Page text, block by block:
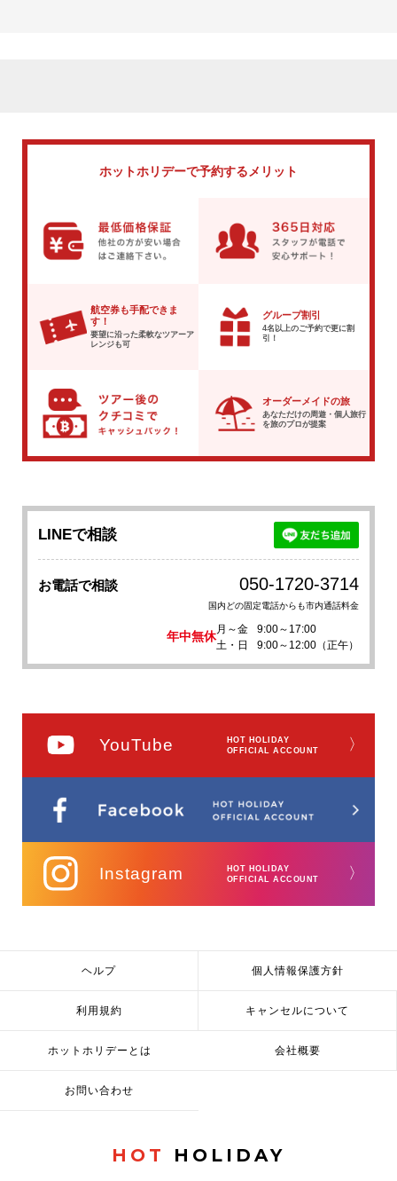
ホットホリデーで予約するメリット
航空券も手配できま
す！
要望に沿った柔軟なツアーア
レンジも可
グループ割引
4名以上のご予約で更に割
引！
オーダーメイドの旅
あなただけの周遊・個人旅行
を旅のプロが提案
LINEで相談
お電話で相談 050-1720-3714
国内どの固定電話からも市内通話料金
年中無休
月～金
9:00～17:00
土・日
9:00～12:00（正午）
YouTube
HOT HOLIDAY
OFFICIAL ACCOUNT
〉
Instagram
HOT HOLIDAY
OFFICIAL ACCOUNT
〉
ヘルプ 個人情報保護方針
利用規約 キャンセルについて
ホットホリデーとは 会社概要
お問い合わせ
HOT HOLIDAY